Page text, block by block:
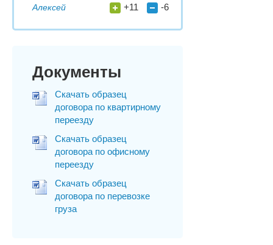
Алексей +11 -6
Документы
Скачать образец
договора по квартирному
переезду
Скачать образец
договора по офисному
переезду
Скачать образец
договора по перевозке
груза